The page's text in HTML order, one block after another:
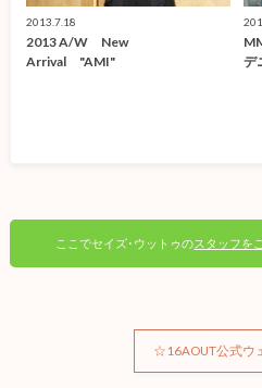
2013.7.18
2013 A/W New
Arrival "AMI"
デ
ここでセイズ･ウットゥのスタッフを
☆16AOUT公式ウ